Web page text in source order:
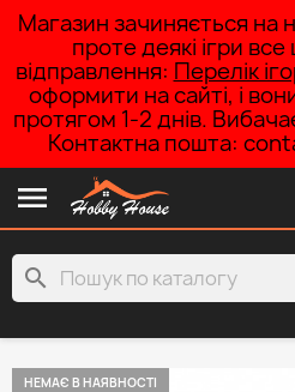
Магазин зачиняється на
проте деякі ігри
відправлення: Перелік
оформити на сайті, і
протягом 1-2 днів.
Контактна пошта:

search
НЕМАЄ В НАЯВНОСТІ